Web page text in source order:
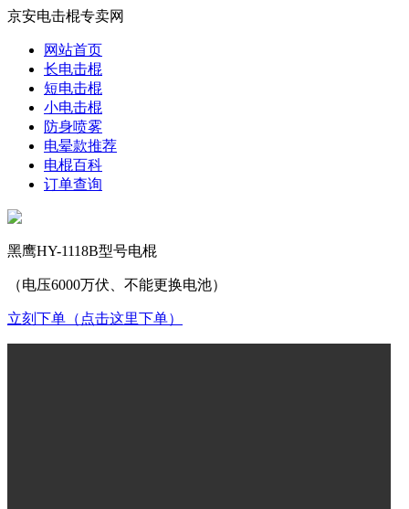
京安电击棍专卖网
网站首页
长电击棍
短电击棍
小电击棍
防身喷雾
电晕款推荐
电棍百科
订单查询
黑鹰HY-1118B型号电棍
（电压6000万伏、不能更换电池）
立刻下单（点击这里下单）